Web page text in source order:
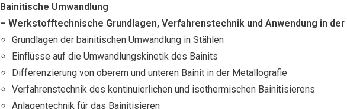
Bainitische Umwandlung
– Werkstofftechnische Grundlagen, Verfahrenstechnik und Anwendung in der
Grundlagen der bainitischen Umwandlung in Stählen
Einflüsse auf die Umwandlungskinetik des Bainits
Differenzierung von oberem und unteren Bainit in der Metallografie
Verfahrenstechnik des kontinuierlichen und isothermischen Bainitisierens
Anlagentechnik für das Bainitisieren